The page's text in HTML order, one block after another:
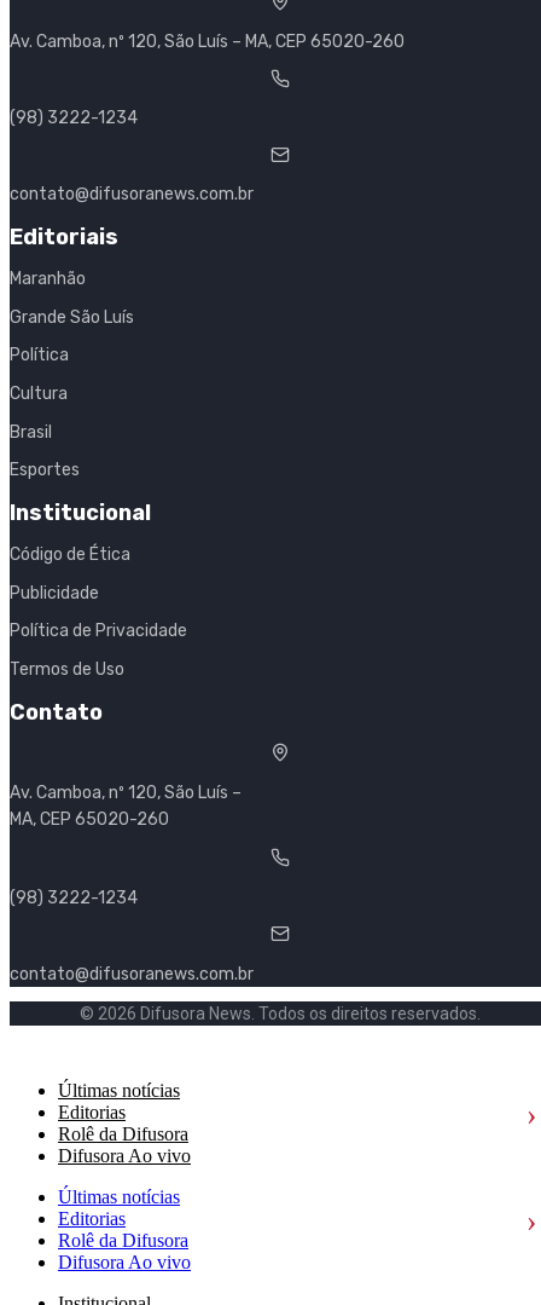
Av. Camboa, nº 120, São Luís – MA, CEP 65020-260
(98) 3222-1234
contato@difusoranews.com.br
Editoriais
Maranhão
Grande São Luís
Política
Cultura
Brasil
Esportes
Institucional
Código de Ética
Publicidade
Política de Privacidade
Termos de Uso
Contato
Av. Camboa, nº 120, São Luís –
MA, CEP 65020-260
(98) 3222-1234
contato@difusoranews.com.br
© 2026 Difusora News. Todos os direitos reservados.
Últimas notícias
Editorias
›
Rolê da Difusora
Difusora Ao vivo
Últimas notícias
Editorias
›
Rolê da Difusora
Difusora Ao vivo